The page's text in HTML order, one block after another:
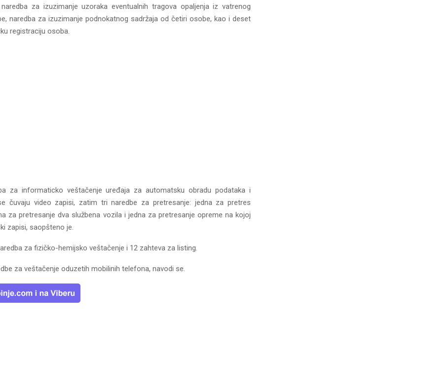
za izuzimanje uzoraka eventualnih tragova opaljenja iz vatrenog
naredba za izuzimanje podnokatnog sadržaja od četiri osobe, kao i deset
registraciju osoba.
za informaticko veštačenje uređaja za automatsku obradu podataka i
čuvaju video zapisi, zatim tri naredbe za pretresanje: jedna za pretres
za pretresanje dva službena vozila i jedna za pretresanje opreme na kojoj
zapisi, saopšteno je.
za fizičko-hemijsko veštačenje i 12 zahteva za listing.
za veštačenje oduzetih mobilinih telefona, navodi se.